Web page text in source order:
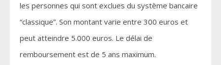
les personnes qui sont exclues du système bancaire
“classique”. Son montant varie entre 300 euros et
peut atteindre 5.000 euros. Le délai de
remboursement est de 5 ans maximum.